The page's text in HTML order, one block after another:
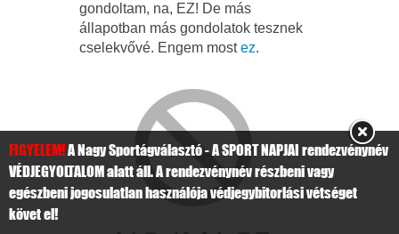
gondoltam, na, EZ! De más
állapotban más gondolatok tesznek
cselekvővé. Engem mostez.
FIGYELEM!A Nagy Sportágválasztó - A SPORT NAPJAI rendezvénynév
VÉDJEGYOLTALOM alatt áll. A rendezvénynév részbeni vagy
egészbeni jogosulatlan használója védjegybitorlási vétséget
követ el!